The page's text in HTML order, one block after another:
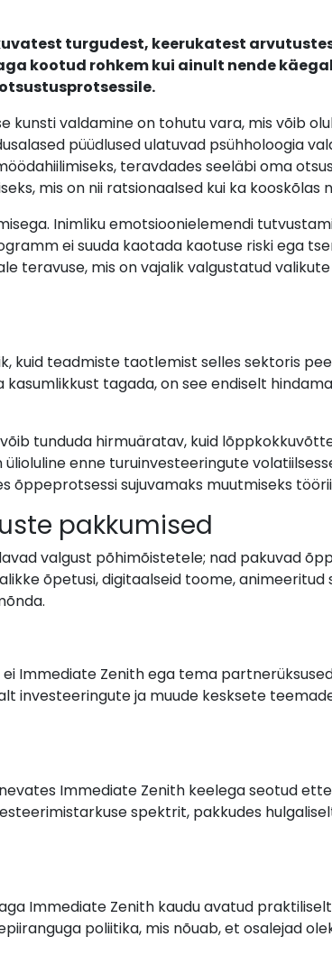
turgudest, keerukatest
kootud rohkem kui ainult nende
valdamine on tohutu vara, mis võib
püüdlused ulatuvad psühholoogia
teravdades seeläbi oma
mis on nii ratsionaalsed kui ka kooskõlas
Inimliku emotsioonielemendi
ei suuda kaotada kaotuse riski ega
teravuse, mis on vajalik valgustatud
kuid teadmiste taotlemist selles sektoris
kasumlikkust tagada, on see endiselt
tunduda hirmuäratav, kuid
enne turuinvesteeringute
õppeprotsessi sujuvamaks muutmiseks
pakkumised
valgust põhimõistetele; nad pakuvad
õpetusi, digitaalseid toome, animeeritud
Immediate Zenith ega tema
investeeringute ja muude kesksete
Immediate Zenith keelega seotud
spektrit, pakkudes
Immediate Zenith kaudu avatud
poliitika, mis nõuab, et osalejad